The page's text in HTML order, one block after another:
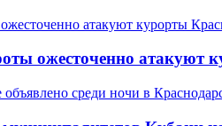
ожесточенно атакуют